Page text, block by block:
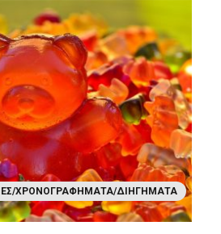
ΧΡΟΝΟΓΡΑΦΉΜΑΤΑ/ΔΙΗΓΉΜΑΤΑ